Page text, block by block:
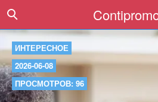
ИНТЕРЕСНОЕ
2026-06-08
ПРОСМОТРОВ: 96